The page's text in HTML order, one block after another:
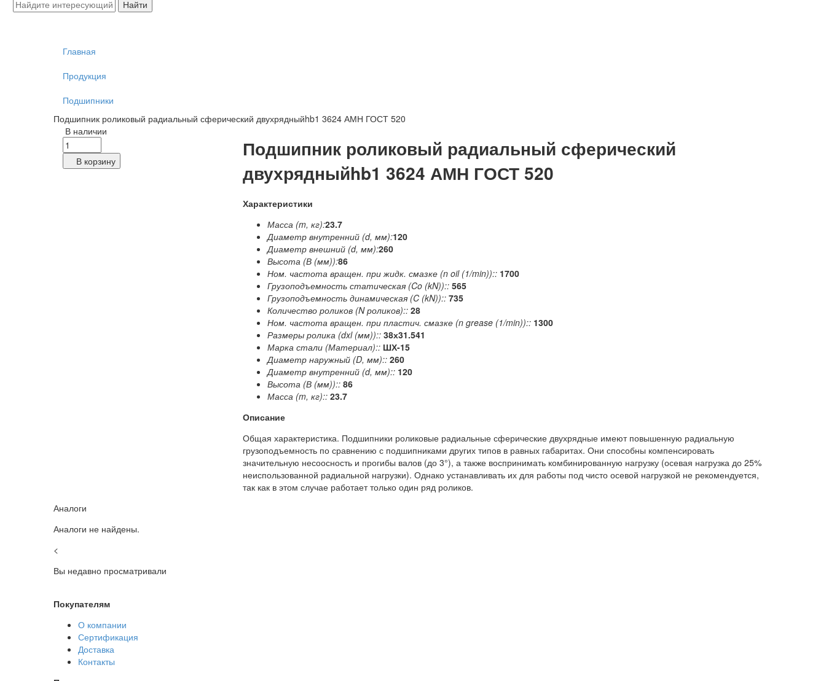
Главная
Продукция
Подшипники
Подшипник роликовый радиальный сферический двухрядныйhb1 3624 АМН ГОСТ 520
В наличии
В корзину
Подшипник роликовый радиальный сферический
двухрядныйhb1 3624 АМН ГОСТ 520
Характеристики
Масса (m, кг):23.7
Диаметр внутренний (d, мм):120
Диаметр внешний (d, мм):260
Высота (В (мм)):86
Ном. частота вращен. при жидк. смазке (n oil (1/min)):: 1700
Грузоподъемность статическая (Co (kN)):: 565
Грузоподъемность динамическая (C (kN)):: 735
Количество роликов (N роликов):: 28
Ном. частота вращен. при пластич. смазке (n grease (1/min)):: 1300
Размеры ролика (dxl (мм)):: 38х31.541
Марка стали (Материал):: ШХ-15
Диаметр наружный (D, мм):: 260
Диаметр внутренний (d, мм):: 120
Высота (В (мм)):: 86
Масса (m, кг):: 23.7
Описание
Общая характеристика. Подшипники роликовые радиальные сферические двухрядные имеют повышенную радиальную
грузоподъемность по сравнению с подшипниками других типов в равных габаритах. Они способны компенсировать
значительную несоосность и прогибы валов (до 3°), а также воспринимать комбинированную нагрузку (осевая нагрузка до 25%
неиспользованной радиальной нагрузки). Однако устанавливать их для работы под чисто осевой нагрузкой не рекомендуется,
так как в этом случае работает только один ряд роликов.
Аналоги
Аналоги не найдены.
<
Вы недавно просматривали
Покупателям
О компании
Сертификация
Доставка
Контакты